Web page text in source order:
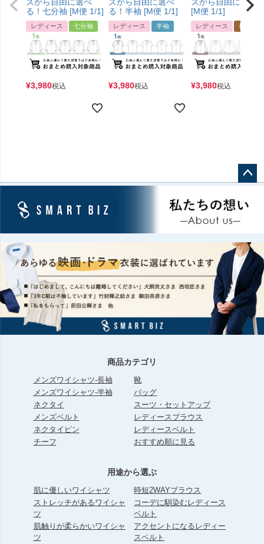
る！七分袖 [M便 1/1]
レディース 七分袖
¥3,980税込
る！半袖 [M便 1/1]
レディース 半袖
¥3,980税込
[M便 1/1]
レディース 長袖
¥3,980税込
ジト
商品カテゴリ
メンズワイシャツ-長袖
メンズワイシャツ-半袖
ネクタイ
メンズベルト
ネクタイピン
チーフ
靴
バッグ
スーツ・セットアップ
レディースブラウス
レディースベルト
おすすめ順に見る
用途から選ぶ
肌に優しいワイシャツ
ストレッチがあるワイシャ
ツ
肌触りが柔らかいワイシャ
ツ
時短2WAYブラウス
コーデに馴染むレディース
ベルト
アクセントになるレディー
スベルト